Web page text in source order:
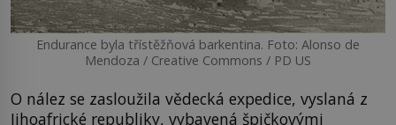
Endurance byla třístěžňová barkentina. Foto: Alonso de
Mendoza / Creative Commons / PD US
O nález se zasloužila vědecká expedice, vyslaná z
Jihoafrické republiky, vybavená špičkovými